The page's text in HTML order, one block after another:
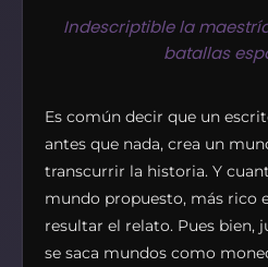
Indescriptible la
batallas
Es común decir que un
antes que nada, crea un
transcurrir la historia. Y
mundo propuesto, más rico
resultar el relato. Pues bien,
se saca mundos como